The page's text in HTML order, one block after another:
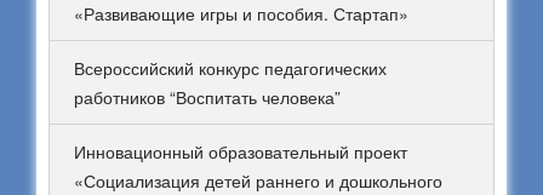
«Развивающие игры и пособия. Стартап»
Всероссийский конкурс педагогических
работников “Воспитать человека”
Инновационный образовательный проект
«Социализация детей раннего и дошкольного